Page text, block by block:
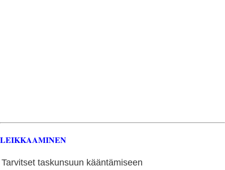
LEIKKAAMINEN
Tarvitset taskunsuun kääntämiseen